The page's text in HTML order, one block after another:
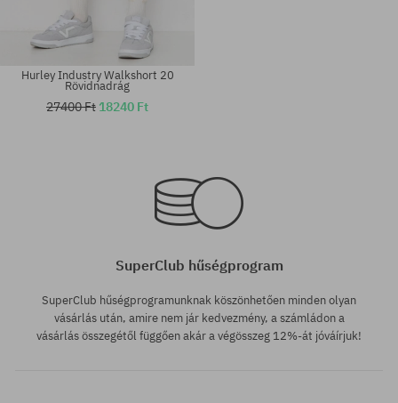
32; 34; 36
Hurley Industry Walkshort 20
Rövidnadrág
27400 Ft 18240 Ft
SuperClub hűségprogram
SuperClub hűségprogramunknak köszönhetően minden olyan
vásárlás után, amire nem jár kedvezmény, a számládon a
vásárlás összegétől függően akár a végösszeg 12%-át jóváírjuk!